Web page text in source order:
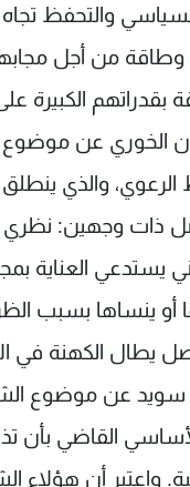
السياسي والتحفظ
وطاقة من أجل
بقدراتهم الكبيرة
الخوري عن موضوع
الرعوي، والذي
ذات وجهين:
يستدعي
أو ينساها بسبب
يطال الكهنة في
عن موضوع
القاضي بأن
واعتبر أن هؤلاء